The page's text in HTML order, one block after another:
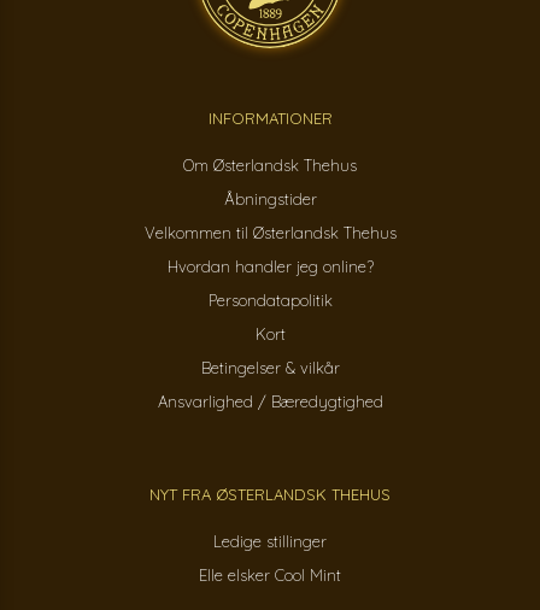
INFORMATIONER
Om Østerlandsk Thehus
Åbningstider
Velkommen til Østerlandsk Thehus
Hvordan handler jeg online?
Persondatapolitik
Kort
Betingelser & vilkår
Ansvarlighed / Bæredygtighed
NYT FRA ØSTERLANDSK THEHUS
Ledige stillinger
Elle elsker Cool Mint